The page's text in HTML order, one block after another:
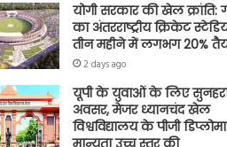
योगी सरकार की खेल क्रांति:
का अंतरराष्ट्रीय क्रिकेट
तीन महीने में लगभग 20%
2 days ago
यूपी के युवाओं के लिए
अवसर, मेजर ध्यानचंद खेल
विश्वविद्यालय के पीजी
मान्यता उच्च स्तर की